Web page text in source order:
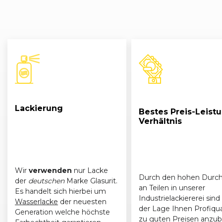
Lackierung
Wir verwenden nur Lacke
der deutschenMarke Glasurit.
Es handelt sich hierbei um
Wasserlacke der neuesten
Generation welche höchste
Bestes Preis-
Verhältnis
Durch den hohen
an Teilen in unserer
Industrielackiererei sind
der Lage Ihnen
zu guten Preisen